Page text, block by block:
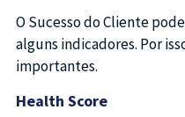
O Sucesso do Cliente
alguns indicadores. Por
importantes.
Health Score